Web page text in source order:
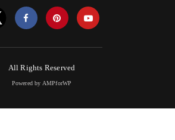
All Rights Reserved
Powered by AMPforWP